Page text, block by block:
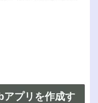
アプリを作成す